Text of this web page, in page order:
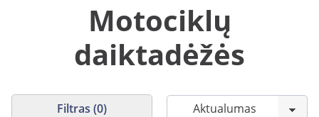
Motociklų
daiktadėžės
Filtras (0)